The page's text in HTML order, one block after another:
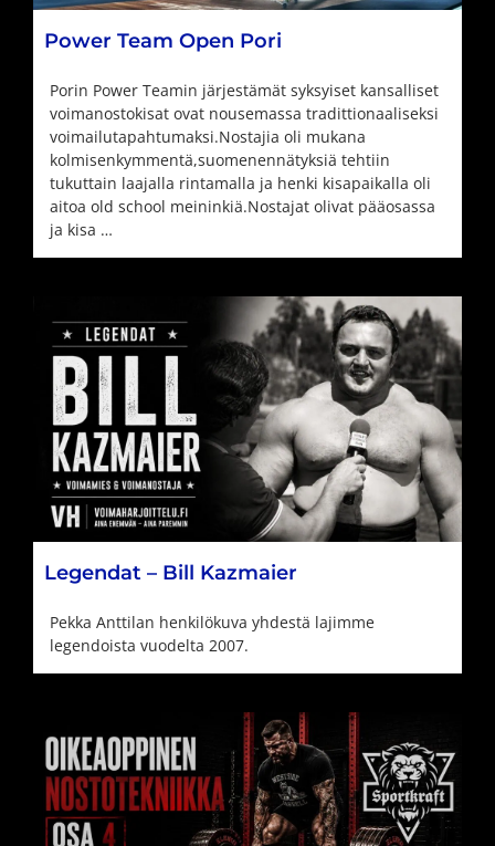
Power Team Open Pori
Porin Power Teamin järjestämät syksyiset kansalliset
voimanostokisat ovat nousemassa tradittionaaliseksi
voimailutapahtumaksi.Nostajia oli mukana
kolmisenkymmentä,suomenennätyksiä tehtiin
tukuttain laajalla rintamalla ja henki kisapaikalla oli
aitoa old school meininkiä.Nostajat olivat pääosassa
ja kisa …
Legendat – Bill Kazmaier
Pekka Anttilan henkilökuva yhdestä lajimme
legendoista vuodelta 2007.